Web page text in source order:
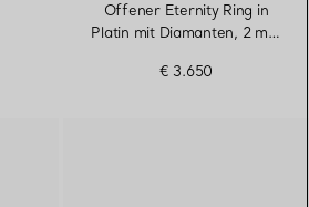
Offener Eternity Ring in
Platin mit Diamanten, 2 mm
€ 3.650